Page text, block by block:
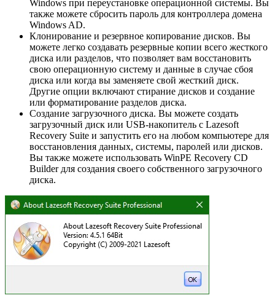
Windows при переустановке операционной системы. Вы
также можете сбросить пароль для контроллера домена
Windows AD.
Клонирование и резервное копирование дисков. Вы
можете легко создавать резервные копии всего жесткого
диска или разделов, что позволяет вам восстановить
свою операционную систему и данные в случае сбоя
диска или когда вы заменяете свой жесткий диск.
Другие опции включают стирание дисков и создание
или форматирование разделов диска.
Создание загрузочного диска. Вы можете создать
загрузочный диск или USB-накопитель с Lazesoft
Recovery Suite и запустить его на любом компьютере для
восстановления данных, системы, паролей или дисков.
Вы также можете использовать WinPE Recovery CD
Builder для создания своего собственного загрузочного
диска.